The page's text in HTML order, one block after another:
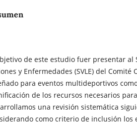
de este estudio fuer presentar al
y Enfermedades (SVLE) del
para eventos multideportivos
de los recursos necesarios
una revisión sistemática
como criterio de inclusión los